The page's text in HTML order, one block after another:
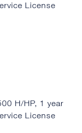
License
H/HP, 1 year
License